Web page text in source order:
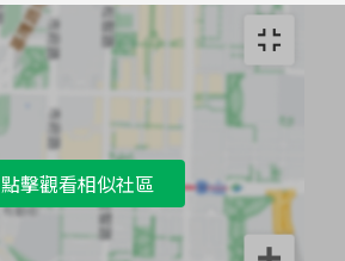
點擊觀看相似社區